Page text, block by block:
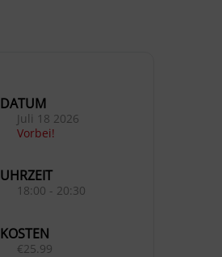
DATUM
Juli 18 2026
Vorbei!
UHRZEIT
18:00 - 20:30
KOSTEN
€25.99